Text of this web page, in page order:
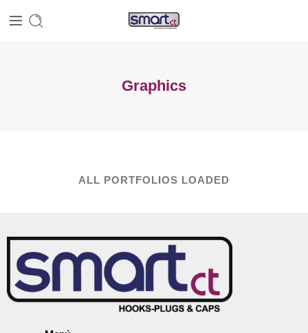
Graphics
ALL PORTFOLIOS LOADED